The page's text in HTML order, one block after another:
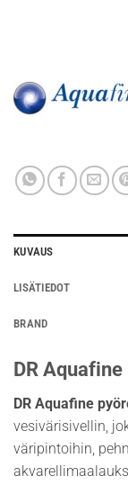
KUVAUS
LISÄTIEDOT
BRAND
DR
DR Aquafine
vesivärisivellin,
väripintoihin,